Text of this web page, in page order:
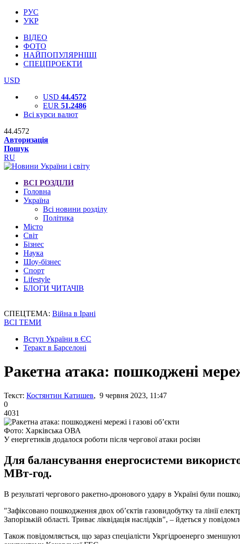
РУС
УКР
ВІДЕО
ФОТО
НАЙПОПУЛЯРНІШІ
СПЕЦПРОЕКТИ
USD
USD 44.4572
EUR 51.2486
Всі курси валют
44.4572
Авторизація
Пошук
RU
ВСІ РОЗДІЛИ
Головна
Україна
Всі новини розділу
Політика
Місто
Світ
Бізнес
Наука
Шоу-бізнес
Спорт
Lifestyle
БЛОГИ ЧИТАЧІВ
СПЕЦТЕМА: Війна в Ірані
ВСІ ТЕМИ
Вступ України в ЄС
Теракт в Барселоні
Ракетна атака: пошкоджені
Текст: Костянтин Катишев, 9 червня 2023, 11:47
0
4031
Фото: Харківська ОВА
У енергетиків додалося роботи після чергової атаки росіян
Для балансування енергосистеми
МВт-год.
В результаті чергового ракетно-дронового удару в Україні були
"Зафіксовано пошкодження двох об’єктів газовидобутку та лінії
Запорізькій області. Триває ліквідація наслідків", – йдеться у
Також повідомляється, що зараз спеціалісти Укргідроенерго